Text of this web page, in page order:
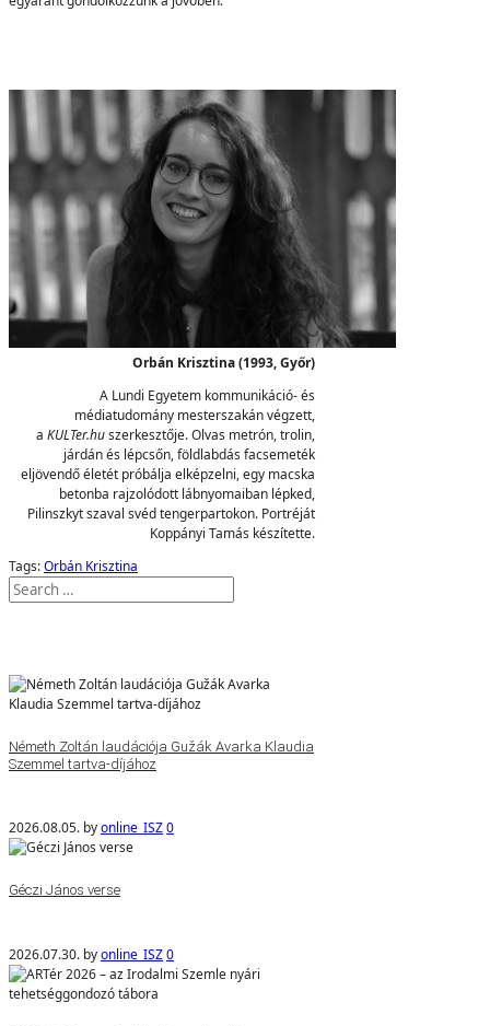
Orbán Krisztina (1993, Győr)
A Lundi Egyetem kommunikáció- és
médiatudomány mesterszakán végzett,
a KULTer.huszerkesztője. Olvas metrón, trolin,
járdán és lépcsőn, földlabdás facsemeték
eljövendő életét próbálja elképzelni, egy macska
betonba rajzolódott lábnyomaiban lépked,
Pilinszkyt szaval svéd tengerpartokon. Portréját
Koppányi Tamás készítette.
Tags:Orbán Krisztina
Németh Zoltán laudációja Gužák Avarka Klaudia
Szemmel tartva-díjához
2026.08.05. byonline_ISZ0
Géczi János verse
2026.07.30. byonline_ISZ0